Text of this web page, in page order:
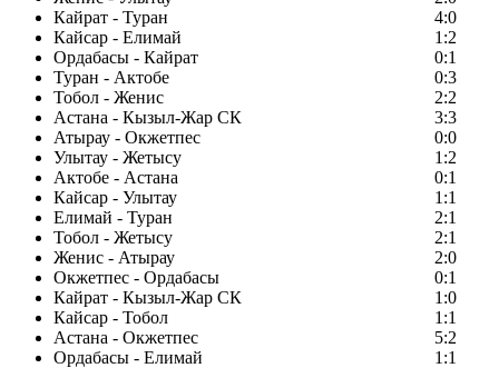
Кайрат - Туран
4:0
Кайсар - Елимай
1:2
Ордабасы - Кайрат
0:1
Туран - Актобе
0:3
Тобол - Женис
2:2
Астана - Кызыл-Жар СК
3:3
Атырау - Окжетпес
0:0
Улытау - Жетысу
1:2
Актобе - Астана
0:1
Кайсар - Улытау
1:1
Елимай - Туран
2:1
Тобол - Жетысу
2:1
Женис - Атырау
2:0
Окжетпес - Ордабасы
0:1
Кайрат - Кызыл-Жар СК
1:0
Кайсар - Тобол
1:1
Астана - Окжетпес
5:2
Ордабасы - Елимай
1:1